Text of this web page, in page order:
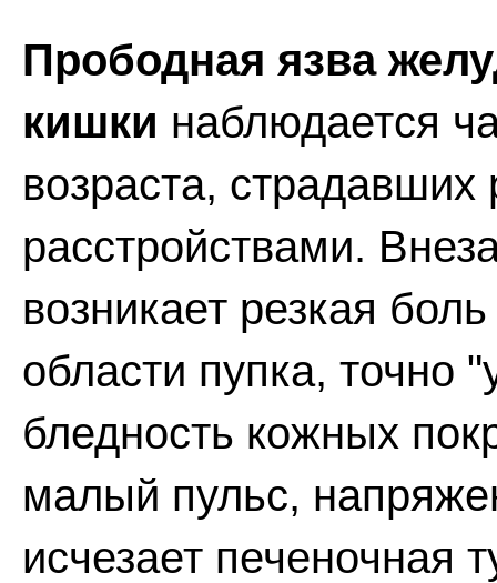
Прободная язва
кишки наблюдается
возраста,
расстройствами.
возникает резкая
области пупка, точно
бледность кожных
малый пульс,
исчезает печеночная